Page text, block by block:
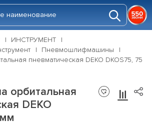
ИНСТРУМЕНТ
Пневмошлифмашины
пневматическая DEKO DKOS75, 75
орбитальная
DEKO